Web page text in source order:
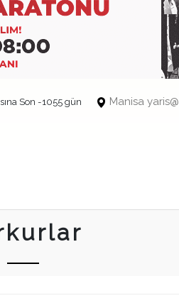
Son -1055 gün Manisa